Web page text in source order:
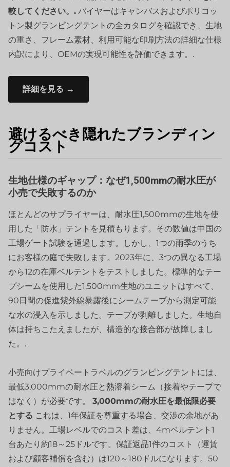
較してください。. バイヤーはキャンバスおよびポリコッ
トン製グランピングテントの全カタログを確認でき、生地
の重さ、フレーム素材、利用可能な印刷方法の詳細な仕様
内訳により、OEMの実現可能性を評価できます。.
詳細を見る →
避けるべき隠れたブランディン
グコスト
生地仕様のギャップ：なぜ1,500mmの耐水圧が
小売で失敗するのか
ほとんどのサプライヤーは、耐水圧1,500mmの生地を使
用した「防水」テントを見積もります。その数値は中国の
工場ゲート試験を通過します。しかし、1つの雨季のうち
にお客様の庭で失敗します。2023年に、3つの異なる工場
から12の在庫ベルテントをテストしました。標準的なテー
プシームを使用した1,500mm生地のユニットはすべて、
90日間の促進紫外線暴露後にシームテープから測定可能
な水の浸入を示しました。テープが剥離しました。生地自
体は持ちこたえましたが、構造的な接合部が故障しまし
た。.
小売向けプライベートラベルのグランピングテントには、
最低3,000mmの耐水圧と熱溶着シーム（接着やテープで
はなく）が必要です。 3,000mmの耐水圧を最低限必要
とする これは、1年保証を尊重する場合、交渉の余地があ
りません。工場レベルでのコスト差は、4mベルテント1
台あたり約18～25ドルです。保証返品1件のコスト（運賃
および顧客補償を含む）は120～180ドルになります。50